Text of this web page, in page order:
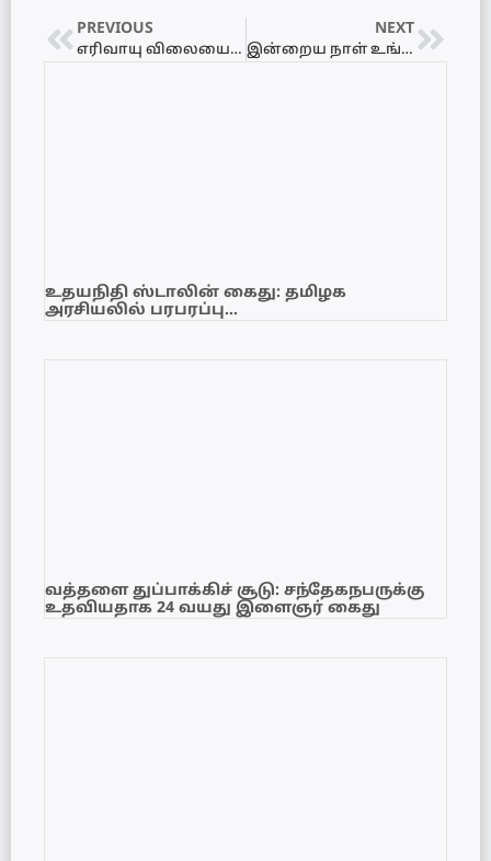
PREVIOUS
எரிவாயு விலையை 400 ரூபாவினால் அதிகரிக்க பரிந்துரை..!
NEXT
இன்றைய நாள் உங்களுக்கு எப்படி? 17.06.2021 – வியாழக்கிழமை
உதயநிதி ஸ்டாலின் கைது: தமிழக
அரசியலில் பரபரப்பு…
வத்தளை துப்பாக்கிச் சூடு: சந்தேகநபருக்கு
உதவியதாக 24 வயது இளைஞர் கைது